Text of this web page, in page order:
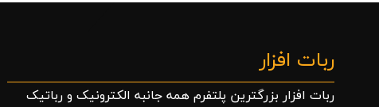
ربات افزار
ربات افزار بزرگترین پلتفرم همه جانبه الکترونیک و رباتیک